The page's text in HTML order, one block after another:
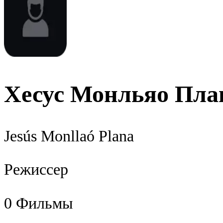
Хесус Монльяо
Jesús Monllaó Plana
Режиссер
0 Фильмы